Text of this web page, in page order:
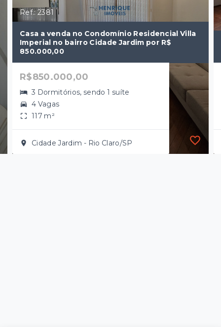
Ref.: 2381
Casa a venda no Condomínio Residencial Villa
Imperial no bairro Cidade Jardim por R$
850.000,00
R$850.000,00
3 Dormitórios, sendo 1 suíte
4 Vagas
117 m²
Cidade Jardim - Rio Claro/SP